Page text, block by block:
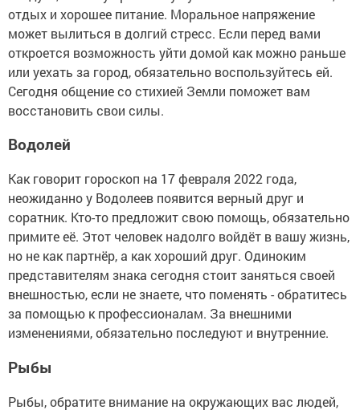
отдых и хорошее питание. Моральное напряжение
может вылиться в долгий стресс. Если перед вами
откроется возможность уйти домой как можно раньше
или уехать за город, обязательно воспользуйтесь ей.
Сегодня общение со стихией Земли поможет вам
восстановить свои силы.
Водолей
Как говорит гороскоп на 17 февраля 2022 года,
неожиданно у Водолеев появится верный друг и
соратник. Кто-то предложит свою помощь, обязательно
примите её. Этот человек надолго войдёт в вашу жизнь,
но не как партнёр, а как хороший друг. Одиноким
представителям знака сегодня стоит заняться своей
внешностью, если не знаете, что поменять - обратитесь
за помощью к профессионалам. За внешними
изменениями, обязательно последуют и внутренние.
Рыбы
Рыбы, обратите внимание на окружающих вас людей,